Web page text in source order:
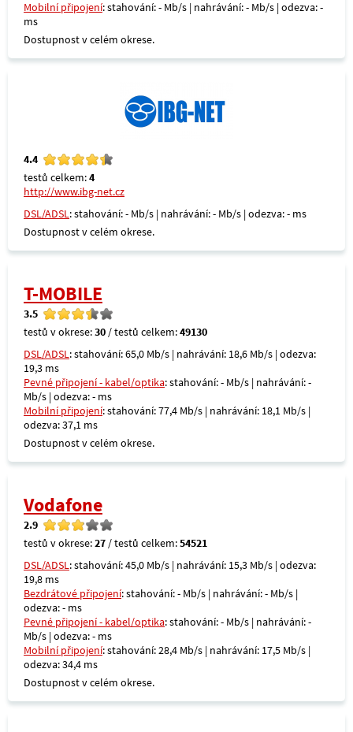
Mobilní připojení: stahování: - Mb/s | nahrávání: - Mb/s | odezva: -
ms
Dostupnost v celém okrese.
4.4
testů celkem:4
http://www.ibg-net.cz
DSL/ADSL: stahování: - Mb/s | nahrávání: - Mb/s | odezva: - ms
Dostupnost v celém okrese.
T-MOBILE
3.5
testů v okrese:30 / testů celkem:49130
DSL/ADSL: stahování: 65,0 Mb/s | nahrávání: 18,6 Mb/s | odezva:
19,3 ms
Pevné připojení - kabel/optika: stahování: - Mb/s | nahrávání: -
Mb/s | odezva: - ms
Mobilní připojení: stahování: 77,4 Mb/s | nahrávání: 18,1 Mb/s |
odezva: 37,1 ms
Dostupnost v celém okrese.
Vodafone
2.9
testů v okrese:27 / testů celkem:54521
DSL/ADSL: stahování: 45,0 Mb/s | nahrávání: 15,3 Mb/s | odezva:
19,8 ms
Bezdrátové připojení: stahování: - Mb/s | nahrávání: - Mb/s |
odezva: - ms
Pevné připojení - kabel/optika: stahování: - Mb/s | nahrávání: -
Mb/s | odezva: - ms
Mobilní připojení: stahování: 28,4 Mb/s | nahrávání: 17,5 Mb/s |
odezva: 34,4 ms
Dostupnost v celém okrese.